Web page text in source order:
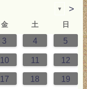
▼ >
金 土 日
3 4 5
10 11 12
17 18 19